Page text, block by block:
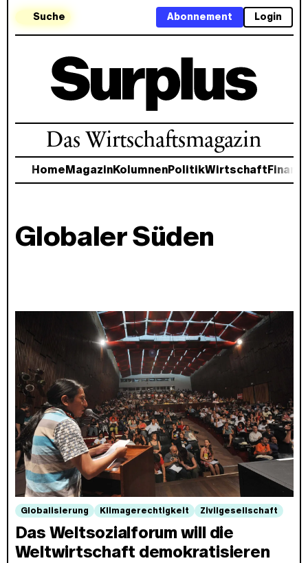
Suche Login
Abonnement
Das Wirtschaftsmagazin
Home MagazinKolumnenPolitikWirtschaft
Globaler Süden
Globalisierung Klimagerechtigkeit Zivilgesellschaft
Das Weltsozialforum will die
Weltwirtschaft demokratisieren